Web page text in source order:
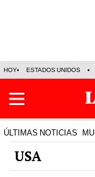
HOY ESTADOS UNIDOS
ÚLTIMAS NOTICIAS
USA